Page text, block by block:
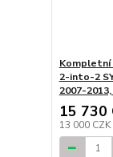
Kompletní
2-into-2
2007-
15 730
13 000 CZK